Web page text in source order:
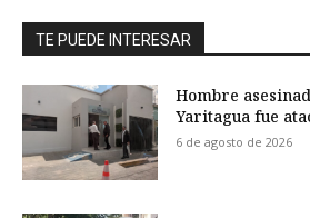
TE PUEDE INTERESAR
Hombre
Yaritagua fue
6 de agosto de 2026